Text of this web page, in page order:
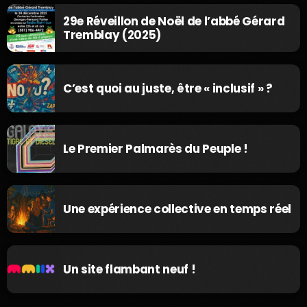
29e Réveillon de Noël de l’abbé Gérard
Tremblay (2025)
C’est quoi au juste, être « inclusif » ?
Le Premier Palmarès du Peuple !
Une expérience collective en temps réel
Un site flambant neuf !